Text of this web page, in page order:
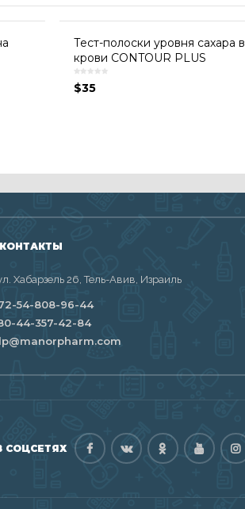
Тест-полоски уровня сахара в
крови CONTOUR PLUS
$35
Хабарзель 26, Тель-Авив, Израиль
54-808-96-44
44-357-42-84
СОЦСЕТЯХ